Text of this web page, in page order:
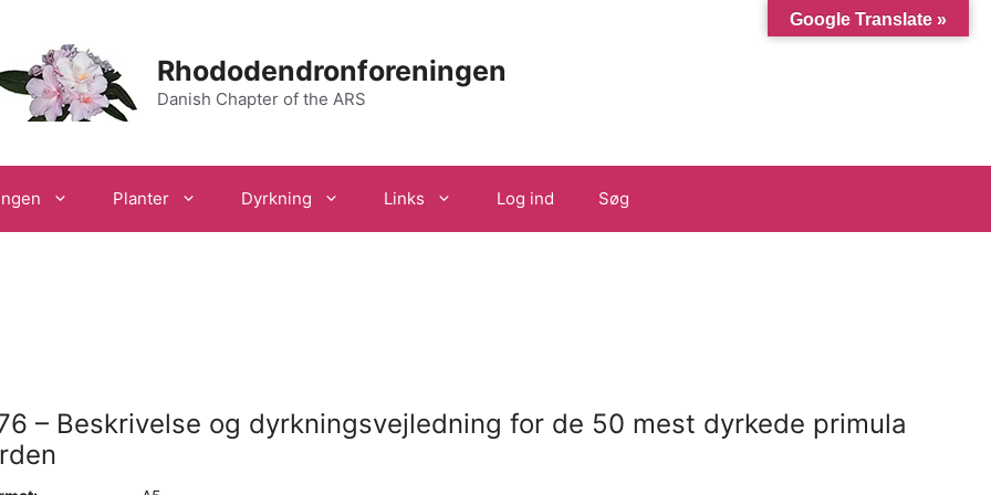
Rhododendronforeningen
Danish Chapter of the ARS
Planter Dyrkning Links Log ind Søg
– Beskrivelse og dyrkningsvejledning for de 50 mest dyrkede primula
Google Translate »